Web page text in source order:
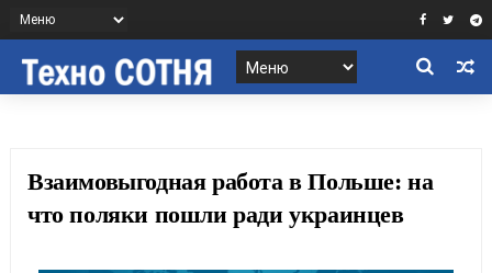
Взаимовыгодная работа в Польше: на
что поляки пошли ради украинцев